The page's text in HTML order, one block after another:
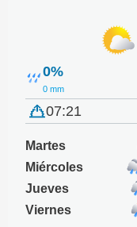
0%
0 mm
07:21
Martes
Miércoles
Jueves
Viernes